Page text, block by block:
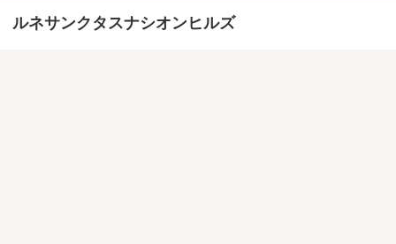
ルネサンクタスナシオンヒルズ